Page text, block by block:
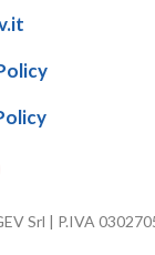
Srl | P.IVA